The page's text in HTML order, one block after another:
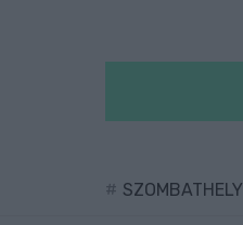
SZOMBATHELY